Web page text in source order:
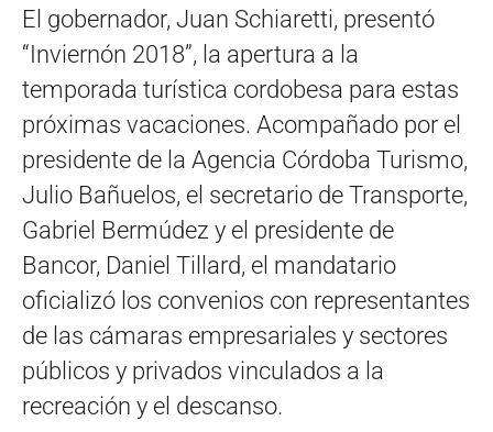
El gobernador, Juan Schiaretti, presentó
“Inviernón 2018”, la apertura a la
temporada turística cordobesa para estas
próximas vacaciones. Acompañado por el
presidente de la Agencia Córdoba Turismo,
Julio Bañuelos, el secretario de Transporte,
Gabriel Bermúdez y el presidente de
Bancor, Daniel Tillard, el mandatario
oficializó los convenios con representantes
de las cámaras empresariales y sectores
públicos y privados vinculados a la
recreación y el descanso.